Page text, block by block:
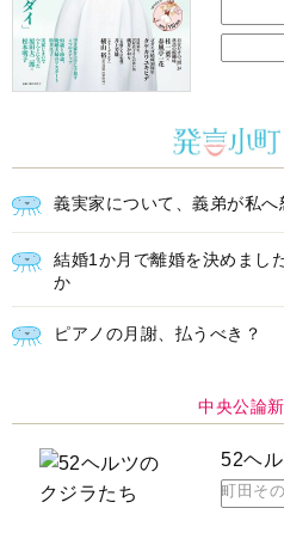
義実家について、義弟が私
結婚1か月で離婚を決めまし
か
ピアノの月謝、払うべき？
中央公論
52ヘ
町田そ